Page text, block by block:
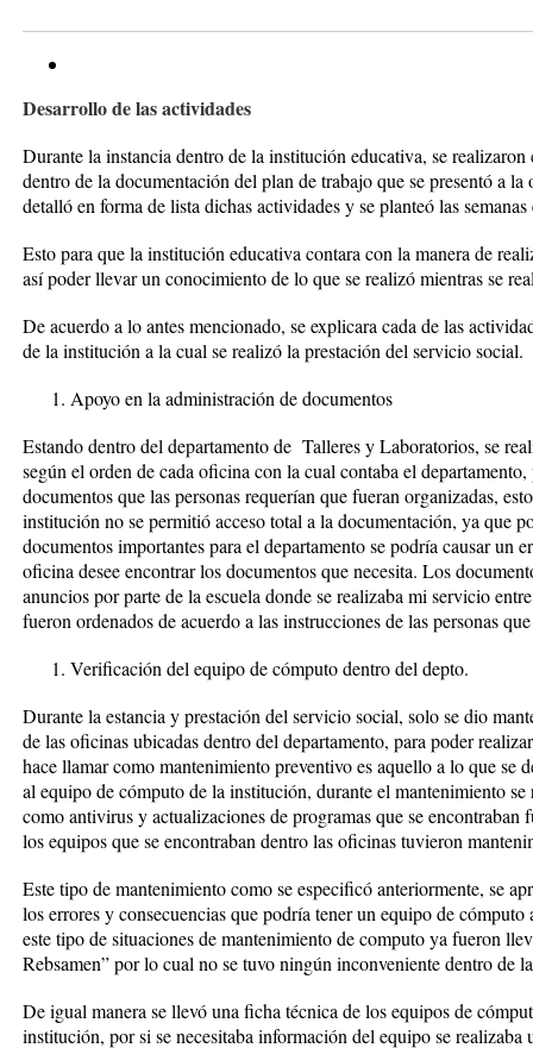
Desarrollo de las actividades
Durante la instancia dentro de la institución educativa, se
dentro de la documentación del plan de trabajo que se presentó a
detalló en forma de lista dichas actividades y se planteó las
Esto para que la institución educativa contara con la manera de
así poder llevar un conocimiento de lo que se realizó mientras se
De acuerdo a lo antes mencionado, se explicara cada de las
de la institución a la cual se realizó la prestación del servicio social.
Apoyo en la administración de documentos
Estando dentro del departamento de Talleres y Laboratorios, se
según el orden de cada oficina con la cual contaba el
documentos que las personas requerían que fueran organizadas,
institución no se permitió acceso total a la documentación, ya que
documentos importantes para el departamento se podría causar un
oficina desee encontrar los documentos que necesita. Los
anuncios por parte de la escuela donde se realizaba mi servicio
fueron ordenados de acuerdo a las instrucciones de las personas
Verificación del equipo de cómputo dentro del depto.
Durante la estancia y prestación del servicio social, solo se dio
de las oficinas ubicadas dentro del departamento, para poder
hace llamar como mantenimiento preventivo es aquello a lo que se
al equipo de cómputo de la institución, durante el mantenimiento
como antivirus y actualizaciones de programas que se encontraban
los equipos que se encontraban dentro las oficinas tuvieron
Este tipo de mantenimiento como se especificó anteriormente, se
los errores y consecuencias que podría tener un equipo de
este tipo de situaciones de mantenimiento de computo ya fueron
Rebsamen” por lo cual no se tuvo ningún inconveniente dentro de
De igual manera se llevó una ficha técnica de los equipos de
institución, por si se necesitaba información del equipo se realizaba